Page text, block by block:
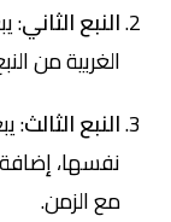
النبع الثاني:
الغربية من
النبع الثالث
نفسها،
مع الزمن.